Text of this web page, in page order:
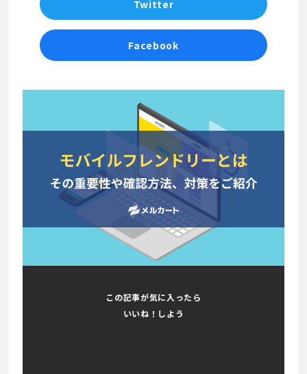
Twitter
Facebook
この記事が気に入ったら
いいね！しよう